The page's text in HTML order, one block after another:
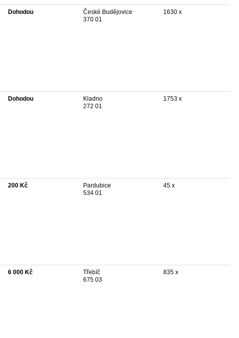
Dohodou
České Budějovice
370 01
1630 x
Dohodou
Kladno
272 01
1753 x
200 Kč
Pardubice
534 01
45 x
6 000 Kč
Třebíč
675 03
835 x